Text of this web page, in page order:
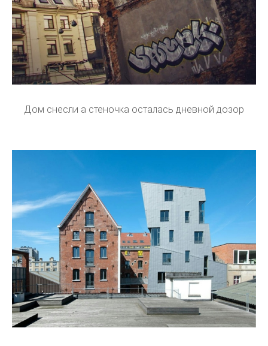
Дом снесли а стеночка осталась дневной дозор